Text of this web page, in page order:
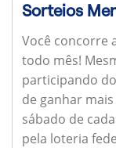
Sorteios
Você concorre
todo mês!
participando
de ganhar mais
sábado de
pela loteria